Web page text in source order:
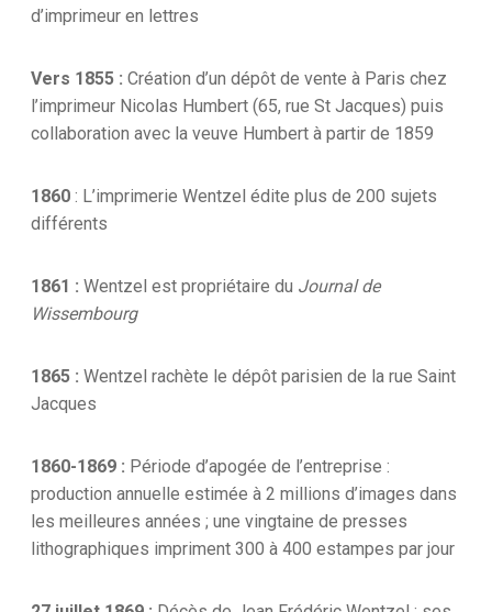
d’imprimeur en lettres
Vers 1855 : Création d’un dépôt de vente à Paris chez
l’imprimeur Nicolas Humbert (65, rue St Jacques) puis
collaboration avec la veuve Humbert à partir de 1859
1860 : L’imprimerie Wentzel édite plus de 200 sujets
différents
1861 : Wentzel est propriétaire du Journal de
Wissembourg
1865 : Wentzel rachète le dépôt parisien de la rue Saint
Jacques
1860-1869 : Période d’apogée de l’entreprise :
production annuelle estimée à 2 millions d’images dans
les meilleures années ; une vingtaine de presses
lithographiques impriment 300 à 400 estampes par jour